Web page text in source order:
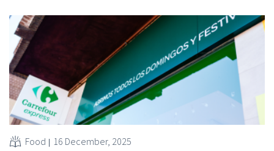
Food 16 December, 2025